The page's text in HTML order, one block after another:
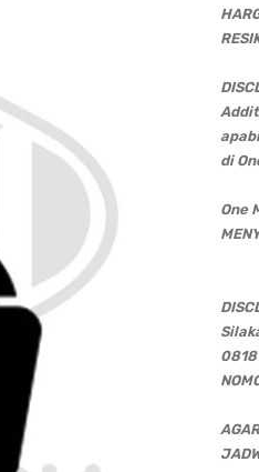
di
One
0818